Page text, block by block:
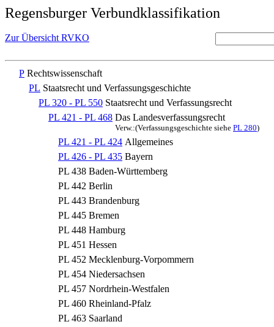
Regensburger Verbundklassifikation
Zur Übersicht RVKO
P Rechtswissenschaft
PL Staatsrecht und Verfassungsgeschichte
PL 320 - PL 550 Staatsrecht und Verfassungsrecht
PL 421 - PL 468 Das Landesverfassungsrecht
Verw.:(Verfassungsgeschichte siehe PL 280)
PL 421 - PL 424 Allgemeines
PL 426 - PL 435 Bayern
PL 438 Baden-Württemberg
PL 442 Berlin
PL 443 Brandenburg
PL 445 Bremen
PL 448 Hamburg
PL 451 Hessen
PL 452 Mecklenburg-Vorpommern
PL 454 Niedersachsen
PL 457 Nordrhein-Westfalen
PL 460 Rheinland-Pfalz
PL 463 Saarland